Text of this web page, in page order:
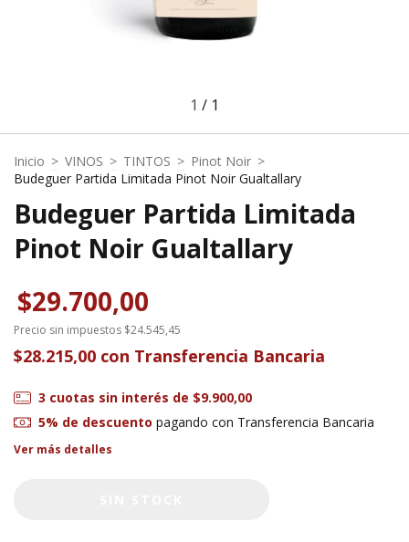
1 / 1
Inicio > VINOS > TINTOS > Pinot Noir >
Budeguer Partida Limitada Pinot Noir Gualtallary
Budeguer Partida Limitada
Pinot Noir Gualtallary
$29.700,00
Precio sin impuestos $24.545,45
$28.215,00 con Transferencia Bancaria
3 cuotas sin interés de $9.900,00
5% de descuento pagando con Transferencia Bancaria
Ver más detalles